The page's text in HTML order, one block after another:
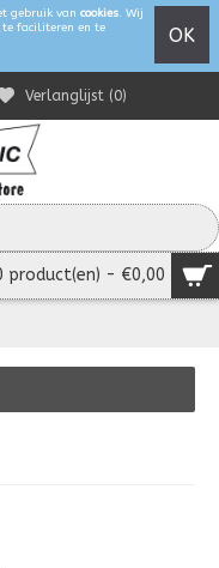
gebruik van cookies. Wij
te faciliteren en te
OK
Verlanglijst (0)
product(en) - €0,00